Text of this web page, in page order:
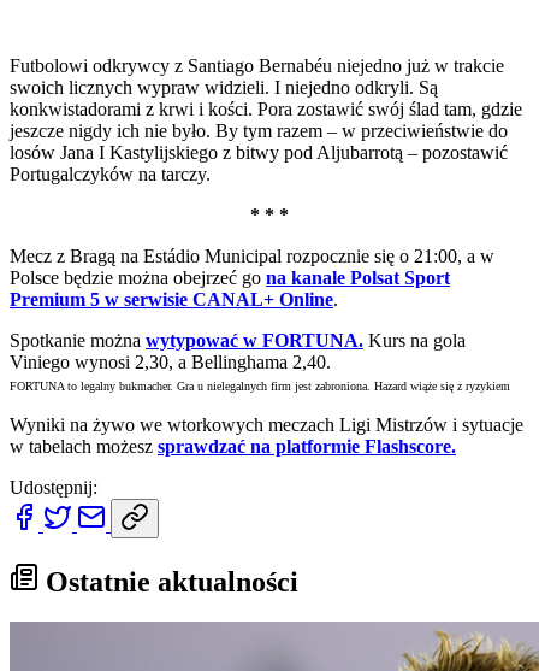
Futbolowi odkrywcy z Santiago Bernabéu niejedno już w trakcie
swoich licznych wypraw widzieli. I niejedno odkryli. Są
konkwistadorami z krwi i kości. Pora zostawić swój ślad tam, gdzie
jeszcze nigdy ich nie było. By tym razem – w przeciwieństwie do
losów Jana I Kastylijskiego z bitwy pod Aljubarrotą – pozostawić
Portugalczyków na tarczy.
* * *
Mecz z Bragą na Estádio Municipal rozpocznie się o 21:00, a w
Polsce będzie można obejrzeć go na kanale Polsat Sport
Premium 5 w serwisie CANAL+ Online.
Spotkanie można wytypować w FORTUNA. Kurs na gola
Viniego wynosi 2,30, a Bellinghama 2,40.
FORTUNA to legalny bukmacher. Gra u nielegalnych firm jest zabroniona. Hazard wiąże się z ryzykiem
Wyniki na żywo we wtorkowych meczach Ligi Mistrzów i sytuacje
w tabelach możesz sprawdzać na platformie Flashscore.
Udostępnij:
Ostatnie aktualności